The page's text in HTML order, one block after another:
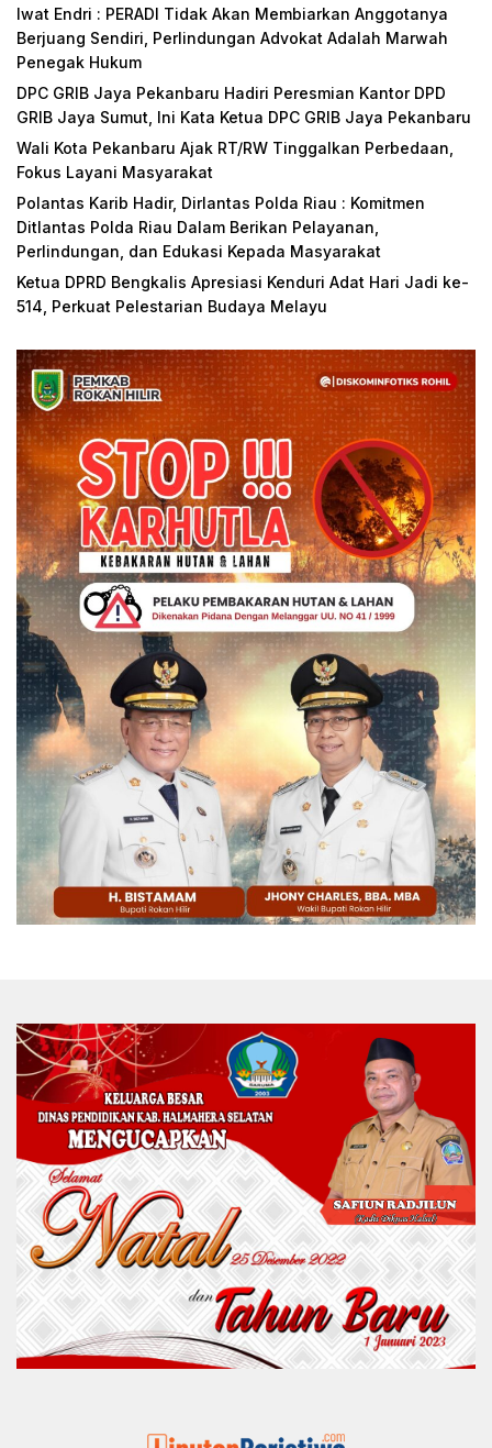
Iwat Endri : PERADI Tidak Akan Membiarkan Anggotanya
Berjuang Sendiri, Perlindungan Advokat Adalah Marwah
Penegak Hukum
DPC GRIB Jaya Pekanbaru Hadiri Peresmian Kantor DPD
GRIB Jaya Sumut, Ini Kata Ketua DPC GRIB Jaya Pekanbaru
Wali Kota Pekanbaru Ajak RT/RW Tinggalkan Perbedaan,
Fokus Layani Masyarakat
Polantas Karib Hadir, Dirlantas Polda Riau : Komitmen
Ditlantas Polda Riau Dalam Berikan Pelayanan,
Perlindungan, dan Edukasi Kepada Masyarakat
Ketua DPRD Bengkalis Apresiasi Kenduri Adat Hari Jadi ke-
514, Perkuat Pelestarian Budaya Melayu